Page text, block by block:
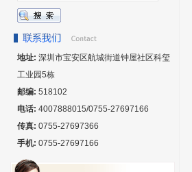
地址: 深圳市宝安区航城街道钟屋社区科玺
工业园5栋
邮编: 518102
电话: 4007888015/0755-27697166
传真: 0755-27697366
手机: 0755-27697166